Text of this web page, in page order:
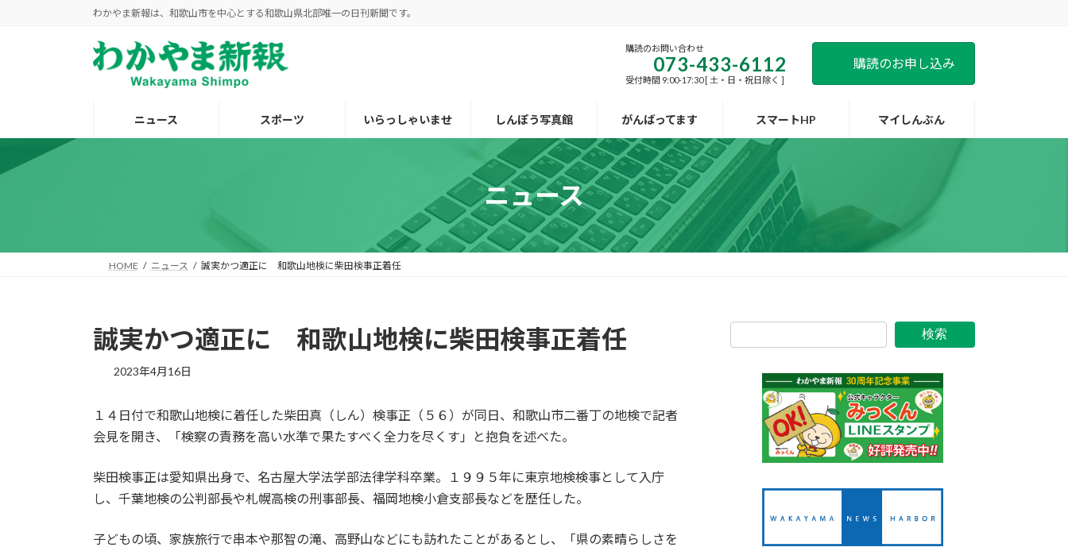
キ
に
わかやま新報は、和歌山市を中心とする和歌山県北部唯一の日刊新聞です。
購読のお問い合わせ
073-433-6112
受付時間 9:00-17:30 [ 土・日・祝日除く ]
購読のお申し込み
ニュース スポーツ いらっしゃいませ しんぽう写真館 がんばってます スマートHP マイしんぶん
ニュース
HOME ニュース 誠実かつ適正に 和歌山地検に柴田検事正着任
誠実かつ適正に 和歌山地検に柴田検事正着任
2023年4月16日
１４日付で和歌山地検に着任した柴田真（しん）検事正（５６）が同日、和歌山市二番丁の地検で記者
会見を開き、「検察の責務を高い水準で果たすべく全力を尽くす」と抱負を述べた。
柴田検事正は愛知県出身で、名古屋大学法学部法律学科卒業。１９９５年に東京地検検事として入庁
し、千葉地検の公判部長や札幌高検の刑事部長、福岡地検小倉支部長などを歴任した。
子どもの頃、家族旅行で串本や那智の滝、高野山などにも訪れたことがあるとし、「県の素晴らしさを
検索